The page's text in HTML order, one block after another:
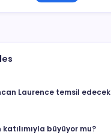
Laurence temsil edecek
katılımıyla büyüyor mu?